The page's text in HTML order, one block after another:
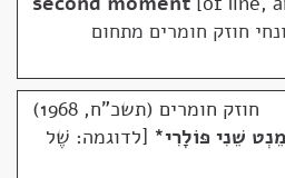
חוזק חומרים מתחום
חוזק חומרים (תשכ"ח, 1968)
שֵׁנִי פּוֹלָרִי* לדוגמה: שֶׁל